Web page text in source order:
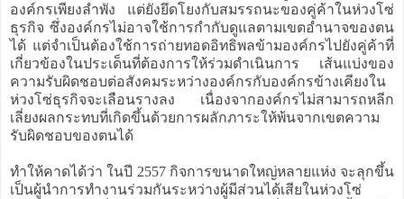
องค์กรเพียงลำพัง แต่ยังยึดโยงกับสมรรถนะของคู่ค้าในห่วงโซ่
ธุรกิจ ซึ่งองค์กรไม่อาจใช้การกำกับดูแลตามเขตอำนาจของตน
ได้ แต่จำเป็นต้องใช้การถ่ายทอดอิทธิพลข้ามองค์กรไปยังคู่ค้าที่
เกี่ยวข้องในประเด็นที่ต้องการให้ร่วมดำเนินการ เส้นแบ่งของ
ความรับผิดชอบต่อสังคมระหว่างองค์กรกับองค์กรข้างเคียงใน
ห่วงโซ่ธุรกิจจะเลือนรางลง เนื่องจากองค์กรไม่สามารถหลีก
เลี่ยงผลกระทบที่เกิดขึ้นด้วยการผลักภาระให้พ้นจากเขตความ
รับผิดชอบของตนได้
ทำให้คาดได้ว่า ในปี 2557 กิจการขนาดใหญ่หลายแห่ง จะลุกขึ้น
เป็นผู้นำการทำงานร่วมกันระหว่างผู้มีส่วนได้เสียในห่วงโซ่